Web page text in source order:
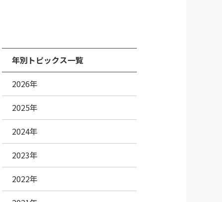
稿はありません
年別トピックス一覧
2026年
2025年
2024年
2023年
2022年